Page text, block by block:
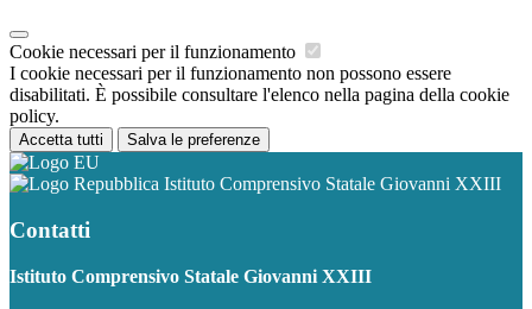
Cookie necessari per il funzionamento
I cookie necessari per il funzionamento non possono essere
disabilitati. È possibile consultare l'elenco nella pagina della cookie
policy.
Accetta tutti Salva le preferenze
Istituto Comprensivo Statale Giovanni XXIII
Contatti
Istituto Comprensivo Statale Giovanni XXIII